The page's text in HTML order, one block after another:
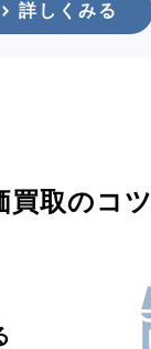
詳しくみる
買取のコツ